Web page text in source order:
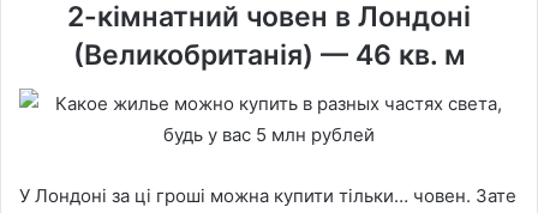
2-кімнатний човен в Лондоні
(Великобританія) — 46 кв. м
У Лондоні за ці гроші можна купити тільки… човен. Зате